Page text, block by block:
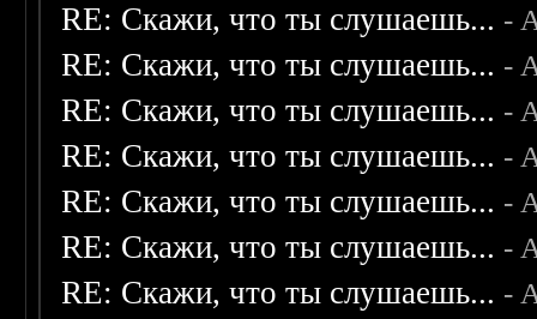
RE: Скажи, что ты слушаешь... -
RE: Скажи, что ты слушаешь... -
RE: Скажи, что ты слушаешь... -
RE: Скажи, что ты слушаешь... -
RE: Скажи, что ты слушаешь... -
RE: Скажи, что ты слушаешь... -
RE: Скажи, что ты слушаешь... -